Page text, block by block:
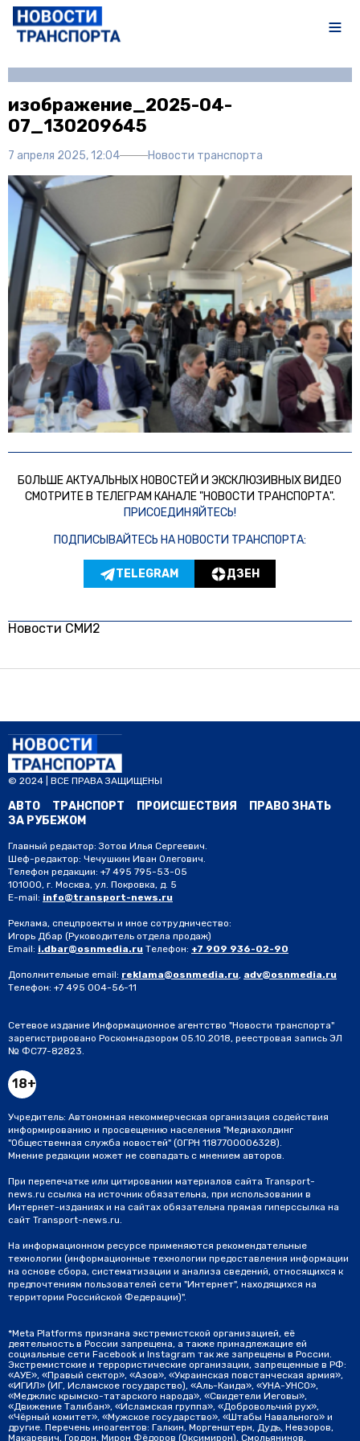
изображение_2025-04-
07_130209645
7 апреля 2025, 12:04 Новости транспорта
БОЛЬШЕ АКТУАЛЬНЫХ НОВОСТЕЙ И ЭКСКЛЮЗИВНЫХ ВИДЕО
СМОТРИТЕ В ТЕЛЕГРАМ КАНАЛЕ "НОВОСТИ ТРАНСПОРТА".
ПРИСОЕДИНЯЙТЕСЬ!
ПОДПИСЫВАЙТЕСЬ НА НОВОСТИ ТРАНСПОРТА:
TELEGRAM ДЗЕН
Новости СМИ2
© 2024 | ВСЕ ПРАВА ЗАЩИЩЕНЫ
АВТО ТРАНСПОРТ ПРОИСШЕСТВИЯ
ПРАВО ЗНАТЬ
ЗА РУБЕЖОМ
Главный редактор: Зотов Илья Сергеевич.
Шеф-редактор: Чечушкин Иван Олегович.
Телефон редакции: +7 495 795-53-05
101000, г. Москва, ул. Покровка, д. 5
E-mail: info@transport-news.ru
Реклама, спецпроекты и иное сотрудничество:
Игорь Дбар (Руководитель отдела продаж)
Email: i.dbar@osnmedia.ru Телефон: +7 909 936-02-90
Дополнительные email: reklama@osnmedia.ru, adv@osnmedia.ru
Телефон: +7 495 004-56-11
Сетевое издание Информационное агентство "Новости транспорта"
зарегистрировано Роскомнадзором 05.10.2018, реестровая запись ЭЛ
№ ФС77-82823.
18+
Учредитель: Автономная некоммерческая организация содействия
информированию и просвещению населения "Медиахолдинг
"Общественная служба новостей" (ОГРН 1187700006328).
Мнение редакции может не совпадать с мнением авторов.
При перепечатке или цитировании материалов сайта Transport-
news.ru ссылка на источник обязательна, при использовании в
Интернет-изданиях и на сайтах обязательна прямая гиперссылка на
сайт Transport-news.ru.
На информационном ресурсе применяются рекомендательные
технологии (информационные технологии предоставления информации
на основе сбора, систематизации и анализа сведений, относящихся к
предпочтениям пользователей сети "Интернет", находящихся на
территории Российской Федерации)".
*Meta Platforms признана экстремистской организацией, её
деятельность в России запрещена, а также принадлежащие ей
социальные сети Facebook и Instagram так же запрещены в России.
Экстремистские и террористические организации, запрещенные в РФ:
«АУЕ», «Правый сектор», «Азов», «Украинская повстанческая армия»,
«ИГИЛ» (ИГ, Исламское государство), «Аль-Каида», «УНА-УНСО»,
«Меджлис крымско-татарского народа», «Свидетели Иеговы»,
«Движение Талибан», «Исламская группа», «Добровольчий рух»,
«Чёрный комитет», «Мужское государство», «Штабы Навального» и
другие. Перечень иноагентов: Галкин, Моргенштерн, Дудь, Невзоров,
Макаревич, Гордон, Мирон Фёдоров (Оксимирон), Смольянинов,